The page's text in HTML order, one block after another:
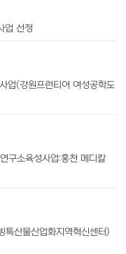
업 선정
업(강원프런티어 여성공학도
구소육성사업:홍천 메디칼
특산물산업화지역혁신센터)